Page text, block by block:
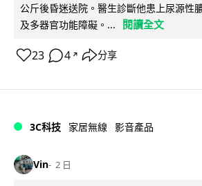
公斤後昏迷送院。醫生診斷他患上尿源性
及多器官功能障礙。...
閱讀全文
23 4 ↗ 分享
3C科技 家居無線 影音產品
Vin 2 日